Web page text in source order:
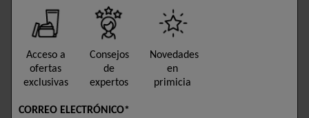
HIPOALERGÉNICO
Descripción
Redescubre una piel hidratada y redefinida con la
Crema de Noche Complejo Sustitutivo Neovadiol
de Vichy.
Acceso a
ofertas
exclusivas
Consejos
de
expertos
Novedades
en
primicia
CORREO ELECTRÓNICO*